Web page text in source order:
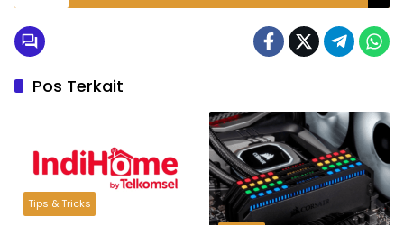
Pos Terkait
Tips & Tricks